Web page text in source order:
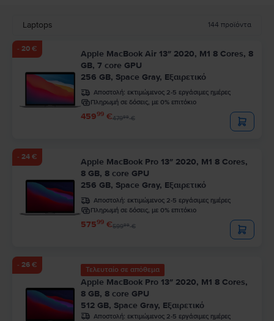
Laptops 144 προϊόντα
- 20 €
Apple MacBook Air 13″ 2020, M1 8 Cores, 8
GB, 7 core GPU
256 GB, Space Gray, Εξαιρετικό
Αποστολή: εκτιμώμενος 2-5 εργάσιμες ημέρες
Πληρωμή σε δόσεις, με 0% επιτόκιο
45999 €47999€
- 24 €
Apple MacBook Pro 13″ 2020, M1 8 Cores,
8 GB, 8 core GPU
256 GB, Space Gray, Εξαιρετικό
Αποστολή: εκτιμώμενος 2-5 εργάσιμες ημέρες
Πληρωμή σε δόσεις, με 0% επιτόκιο
57599 €59999€
- 26 €
Τελευταίο σε απόθεμα
Apple MacBook Pro 13″ 2020, M1 8 Cores,
8 GB, 8 core GPU
512 GB, Space Gray, Εξαιρετικό
Αποστολή: εκτιμώμενος 2-5 εργάσιμες ημέρες